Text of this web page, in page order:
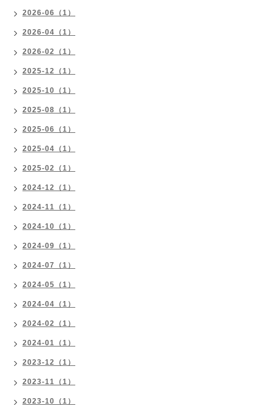
2026-06（1）
2026-04（1）
2026-02（1）
2025-12（1）
2025-10（1）
2025-08（1）
2025-06（1）
2025-04（1）
2025-02（1）
2024-12（1）
2024-11（1）
2024-10（1）
2024-09（1）
2024-07（1）
2024-05（1）
2024-04（1）
2024-02（1）
2024-01（1）
2023-12（1）
2023-11（1）
2023-10（1）